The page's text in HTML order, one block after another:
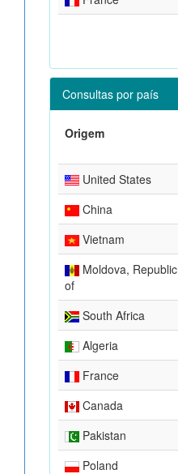
Consultas por país
Origem
United States
China
Vietnam
Moldova, Republic
of
South Africa
Algeria
France
Canada
Pakistan
Poland